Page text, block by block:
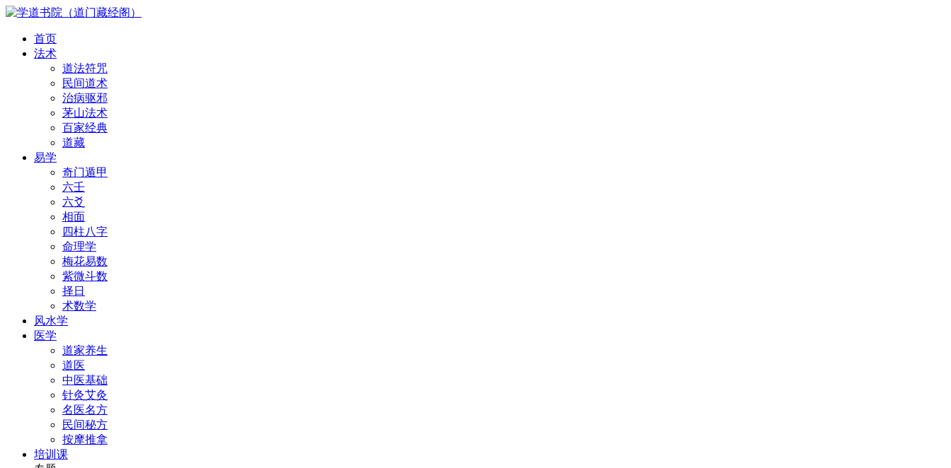
首页
法术
道法符咒
民间道术
治病驱邪
茅山法术
百家经典
道藏
易学
奇门遁甲
六壬
六爻
相面
四柱八字
命理学
梅花易数
紫微斗数
择日
术数学
风水学
医学
道家养生
道医
中医基础
针灸艾灸
名医名方
民间秘方
按摩推拿
培训课